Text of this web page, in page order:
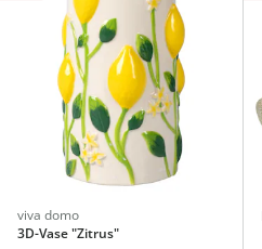
viva domo
3D-Vase "Zitrus"